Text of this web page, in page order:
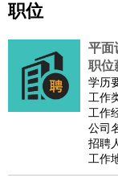
职位
平面
职位
学历
工作
工作
公司
招聘
工作